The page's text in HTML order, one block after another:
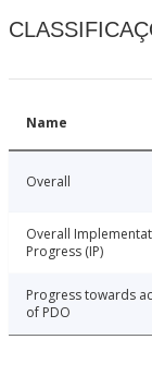
Name
Overall
Overall
Progress (IP)
Progress towards
of PDO